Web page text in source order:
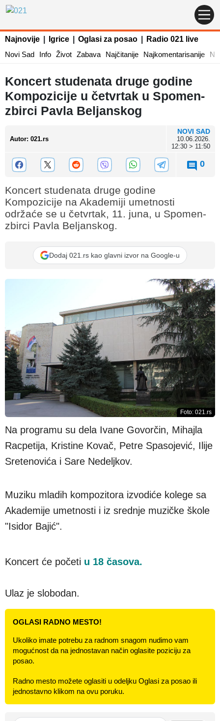
Najnovije Igrice Oglasi za posao
Radio 021 live
Novi Sad
Info Život Zabava Najčitanije Najkomentarisanije
Koncert studenata druge godine
Kompozicije u četvrtak u Spomen-
zbirci Pavla Beljanskog
Autor: 021.rs
NOVI SAD
10.06.2026.
12:30 > 11:50
0
Koncert studenata druge godine
Kompozicije na Akademiji umetnosti
održaće se u četvrtak, 11. juna, u Spomen-
zbirci Pavla Beljanskog.
Dodaj 021.rs kao glavni izvor na Google-u
Foto: 021.rs
Na programu su dela Ivane Govorčin, Mihajla
Racpetija, Kristine Kovač, Petre Spasojević, Ilije
Sretenovića i Sare Nedeljkov.
Muziku mladih kompozitora izvodiće kolege sa
Akademije umetnosti i iz srednje muzičke škole
"Isidor Bajić".
Koncert će početi u 18 časova.
Ulaz je slobodan.
OGLASI RADNO MESTO!
Ukoliko imate potrebu za radnom snagom nudimo vam
mogućnost da na jednostavan način oglasite poziciju za
posao.
Radno mesto možete oglasiti u odeljku Oglasi za posao ili
jednostavno klikom na ovu poruku.